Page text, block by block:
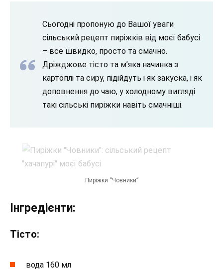
Сьогодні пропоную до Вашої уваги
сільський рецепт пиріжків від моєї бабусі
– все швидко, просто та смачно.
Дріжджове тісто та м’яка начинка з
картоплі та сиру, підійдуть і як закуска, і як
доповнення до чаю, у холодному вигляді
такі сільські пиріжки навіть смачніші.
Пиріжки “Човники”
Інгредієнти:
Тісто:
вода 160 мл